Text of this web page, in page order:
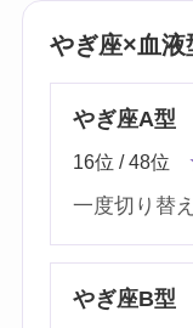
やぎ座×血液
やぎ座A型
16位 / 48位
一度切り替
やぎ座B型